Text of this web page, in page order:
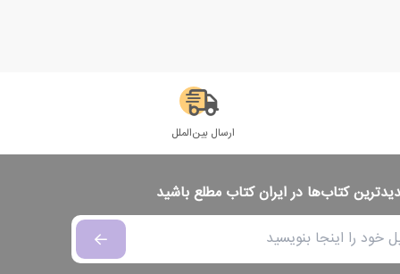
ارسال بین‌الملل
کتاب‌ها در ایران کتاب مطلع باشید